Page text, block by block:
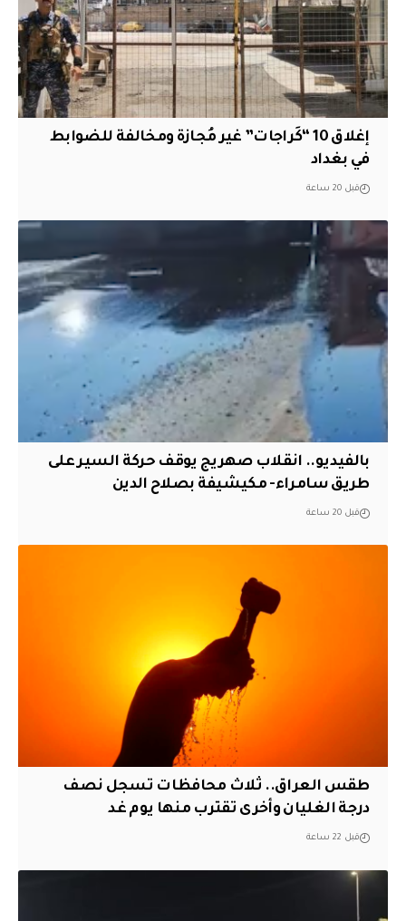
إغلاق 10 “كَراجات” غير مُجازة ومخالفة للضوابط
في بغداد
قبل 20 ساعة
بالفيديو.. انقلاب صهريج يوقف حركة السير على
طريق سامراء- مكيشيفة بصلاح الدين
قبل 20 ساعة
طقس العراق.. ثلاث محافظات تسجل نصف
درجة الغليان وأخرى تقترب منها يوم غد
قبل 22 ساعة